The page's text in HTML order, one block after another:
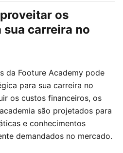
os
carreira no
da Footure Academy pode
para sua carreira no
os custos financeiros, os
são projetados para
e conhecimentos
demandados no mercado.